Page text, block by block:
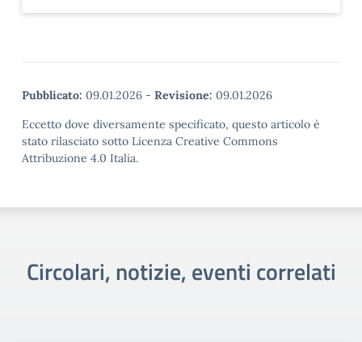
Pubblicato: 09.01.2026 - Revisione: 09.01.2026
Eccetto dove diversamente specificato, questo articolo è
stato rilasciato sotto Licenza Creative Commons
Attribuzione 4.0 Italia.
Circolari, notizie, eventi correlati